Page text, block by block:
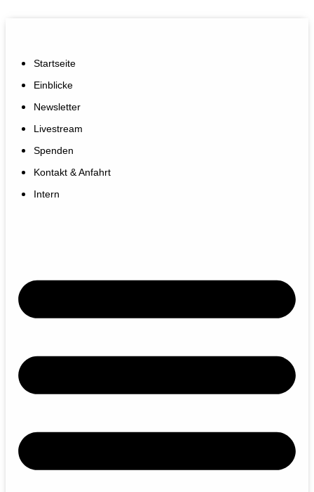
Startseite
Einblicke
Newsletter
Livestream
Spenden
Kontakt & Anfahrt
Intern